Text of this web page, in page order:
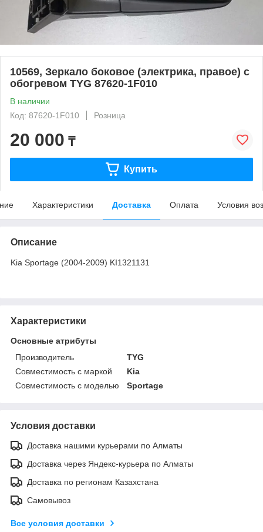
10569, Зеркало боковое (электрика, правое) с
обогревом TYG 87620-1F010
В наличии
Код: 87620-1F010
Розница
20 000 ₸
Купить
Характеристики Доставка Оплата Условия
Описание
Kia Sportage (2004-2009) KI1321131
Характеристики
Основные атрибуты
Производитель
TYG
Совместимость с маркой
Kia
Совместимость с моделью
Sportage
Условия доставки
Доставка нашими курьерами по Алматы
Доставка через Яндекс-курьера по Алматы
Доставка по регионам Казахстана
Самовывоз
Все условия доставки